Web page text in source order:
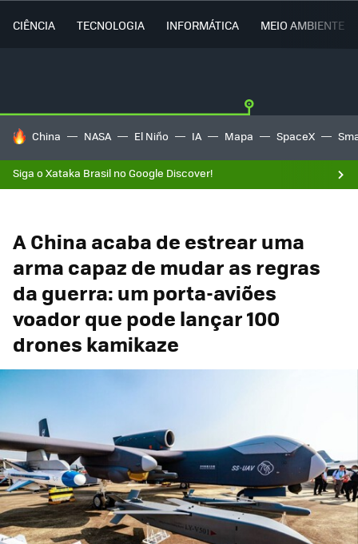
CIÊNCIA TECNOLOGIA INFORMÁTICA MEIO AMBIENTE
TENDÊNCIAS DO DIA
China NASA El Niño IA Mapa SpaceX
Siga o Xataka Brasil no Google Discover!
A China acaba de estrear uma
arma capaz de mudar as regras
da guerra: um porta-aviões
voador que pode lançar 100
drones kamikaze